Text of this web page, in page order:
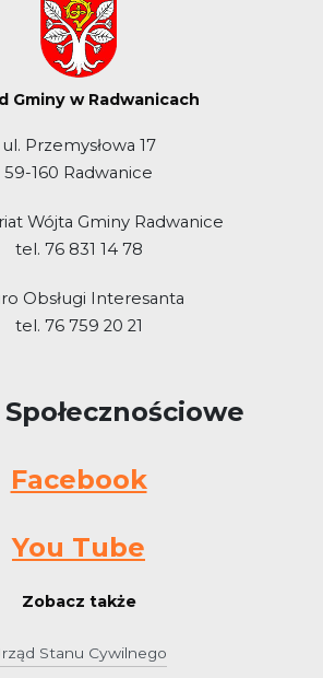
Gminy w Radwanicach
ul. Przemysłowa 17
59-160 Radwanice
Wójta Gminy Radwanice
tel. 76 831 14 78
Obsługi Interesanta
tel. 76 759 20 21
Facebook
You Tube
Zobacz także
Stanu Cywilnego